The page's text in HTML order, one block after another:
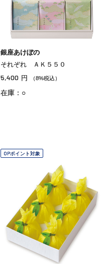
銀座あけぼの
それぞれ ＡＫ５５０
5,400 円 （8%税込）
在庫：○
OPポイント対象